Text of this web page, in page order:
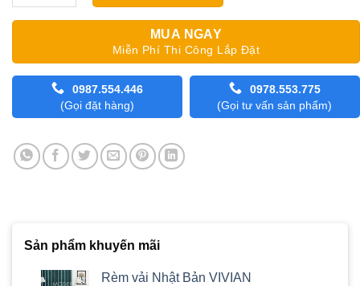
MUA NGAY
Miễn Phí Thi Công Lắp Đặt
0987.554.446
(Gọi đặt hàng)
0978.553.775
(Gọi tư vấn sản phẩm)
Sản phẩm khuyến mãi
Rèm vải Nhật Bản VIVIAN